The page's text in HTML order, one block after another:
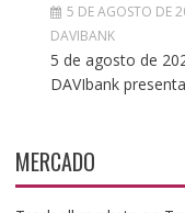
5 DE AGOSTO DE
DAVIBANK
5 de agosto de
DAVIbank
MERCADO